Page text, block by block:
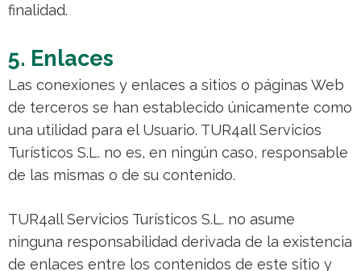
finalidad.
5. Enlaces
Las conexiones y enlaces a sitios o páginas Web
de terceros se han establecido únicamente como
una utilidad para el Usuario. TUR4all Servicios
Turísticos S.L. no es, en ningún caso, responsable
de las mismas o de su contenido.
TUR4all Servicios Turísticos S.L. no asume
ninguna responsabilidad derivada de la existencia
de enlaces entre los contenidos de este sitio y